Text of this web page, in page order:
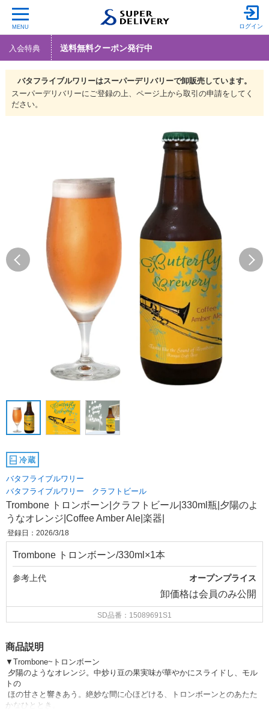
MENU ログイン
入会特典 送料無料クーポン発行中
バタフライブルワリーはスーパーデリバリーで卸販売しています。
スーパーデリバリーにご登録の上、ページ上から取引の申請をしてく
ださい。
冷蔵
バタフライブルワリー
バタフライブルワリー クラフトビール
Trombone トロンボーン|クラフトビール|330ml瓶|夕陽のよ
うなオレンジ|Coffee Amber Ale|楽器|
登録日：2026/3/18
Trombone トロンボーン/330ml×1本
参考上代 オープンプライス
卸価格は会員のみ公開
SD品番：15089691S1
商品説明
▼Trombone~トロンボーン
夕陽のようなオレンジ。中炒り豆の果実味が華やかにスライドし、モル
トの
ほの甘さと響きあう。絶妙な間に心ほどける、トロンボーンとのあたた
かなひととき。